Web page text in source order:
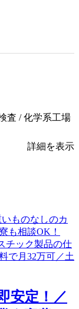
査 / 化学系工場
詳細を表示
安定！／